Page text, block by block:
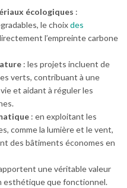
écologiques :
le choixdes
l’empreinte carbone
: les projets incluent de
verts, contribuant à une
et aidant à réguler les
: en exploitant les
comme la lumière et le vent,
des bâtiments économes en
une véritable valeur
esthétique que fonctionnel.